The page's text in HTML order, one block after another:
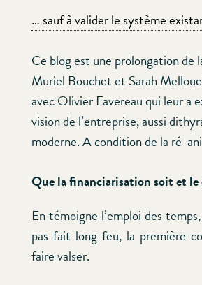
… sauf à valider le système
Ce blog est une prolongation de
Muriel Bouchet et Sarah
avec Olivier Favereau qui leur a
vision de l’entreprise, aussi
moderne. A condition de la ré-
Que la financiarisation soit et
En témoigne l’emploi des
pas fait long feu, la première
faire valser.